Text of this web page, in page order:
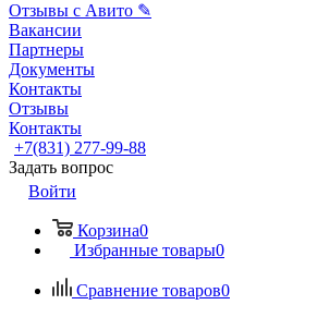
Отзывы с Авито ✎
Вакансии
Партнеры
Документы
Контакты
Отзывы
Контакты
+7(831) 277-99-88
Задать вопрос
Войти
Корзина0
Избранные товары0
Сравнение товаров0